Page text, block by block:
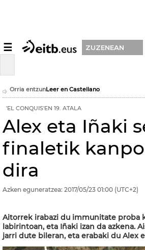
☰ ZUZENEAN
Orria entzunLeer en Castellano
'EL CONQUIS'EN 19. ATALA
Alex eta Iñaki
finaletik
dira
Azken eguneratzea: 2017/05/23 01:00 (UTC+2)
Aitorrek irabazi du immunitate proba
labirintoan, eta Iñaki izan da azkena.
jarri dute bileran, eta erabaki du Alex